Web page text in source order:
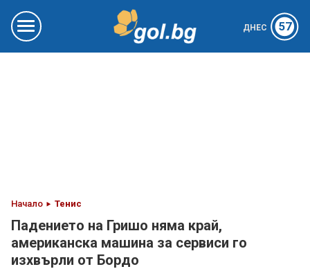
ДНЕС 57
Начало Тенис
Падението на Гришо няма край,
американска машина за сервиси го
изхвърли от Бордо